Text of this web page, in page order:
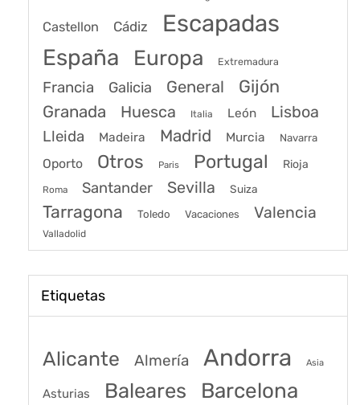
Castellon Cádiz Escapadas
España Europa Extremadura
Francia Galicia General Gijón
Granada Huesca Italia León Lisboa
Lleida Madeira Madrid Murcia Navarra
Oporto Otros Paris Portugal Rioja
Roma Santander Sevilla Suiza
Tarragona Toledo Vacaciones Valencia
Valladolid
Etiquetas
Alicante Almería Andorra Asia
Asturias Baleares Barcelona